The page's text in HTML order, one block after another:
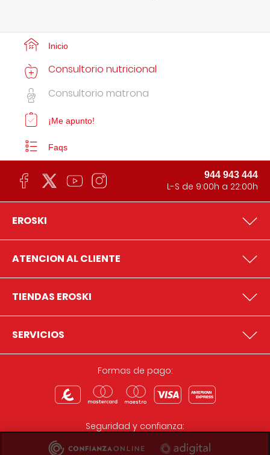
Inicio
Consultorio nutricional
Consultorio matrona
¡Me apunto!
Faqs
944 943 444
L-S de 9:00h a 22:00h
EROSKI
ATENCION AL CLIENTE
TIENDAS EROSKI
SERVICIOS
Formas de pago:
Seguridad y confianza: